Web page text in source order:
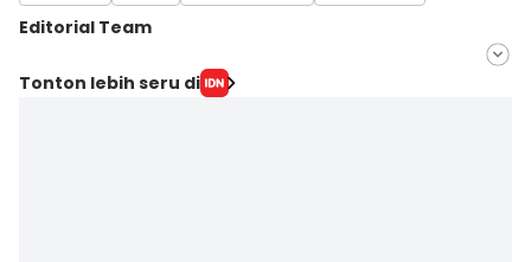
Editorial Team
Editor
Tonton lebih seru di